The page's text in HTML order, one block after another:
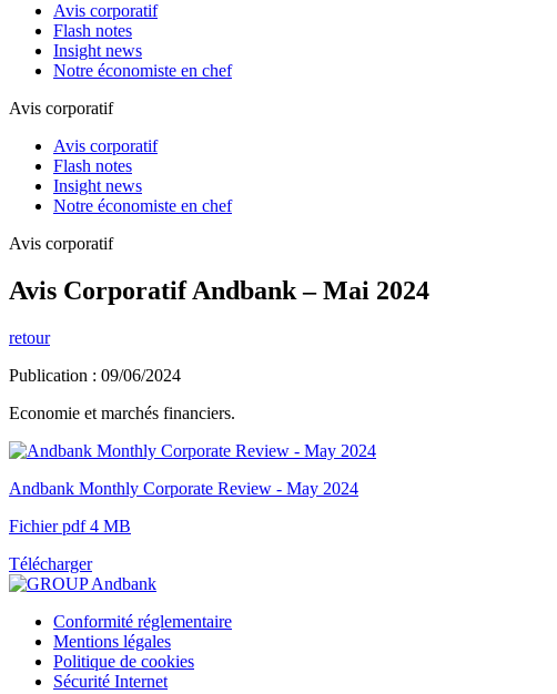
Avis corporatif
Flash notes
Insight news
Notre économiste en chef
Avis corporatif
Avis corporatif
Flash notes
Insight news
Notre économiste en chef
Avis corporatif
Avis Corporatif Andbank – Mai 2024
retour
Publication : 09/06/2024
Economie et marchés financiers.
Andbank Monthly Corporate Review - May 2024
Fichier pdf 4 MB
Télécharger
Conformité réglementaire
Mentions légales
Politique de cookies
Sécurité Internet